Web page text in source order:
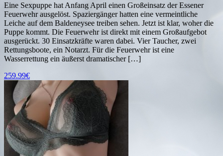
Eine Sexpuppe hat Anfang April einen Großeinsatz der Essener
Feuerwehr ausgelöst. Spaziergänger hatten eine vermeintliche
Leiche auf dem Baldeneysee treiben sehen. Jetzt ist klar, woher die
Puppe kommt. Die Feuerwehr ist direkt mit einem Großaufgebot
ausgerückt. 30 Einsatzkräfte waren dabei. Vier Taucher, zwei
Rettungsboote, ein Notarzt. Für die Feuerwehr ist eine
Wasserrettung ein äußerst dramatischer […]
259.99€